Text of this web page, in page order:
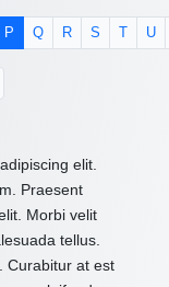
P Q R S U
elit.
Praesent
Morbi velit
tellus.
Curabitur at est